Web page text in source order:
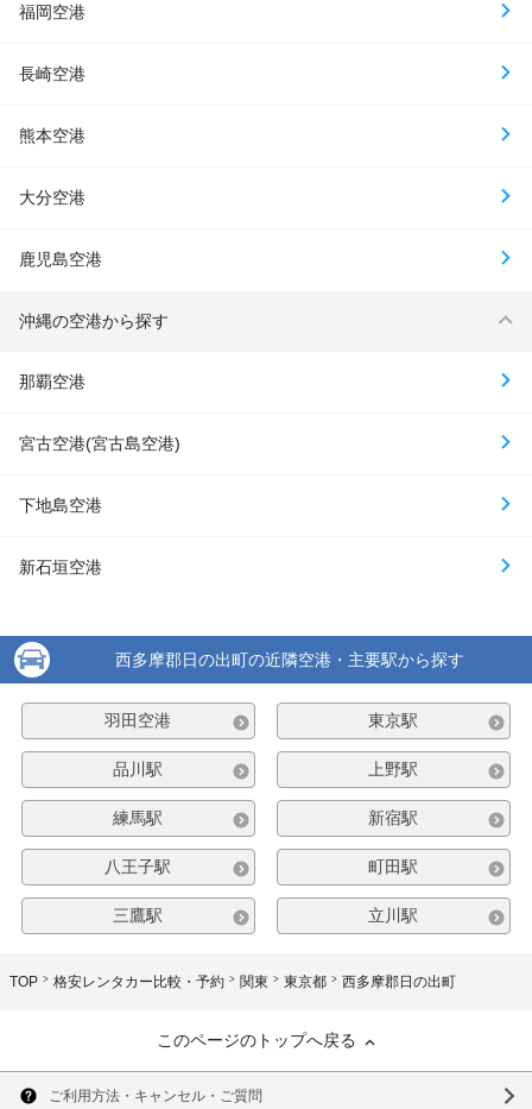
福岡空港
長崎空港
熊本空港
大分空港
鹿児島空港
沖縄の空港から探す
那覇空港
宮古空港(宮古島空港)
下地島空港
新石垣空港
西多摩郡日の出町の近隣空港・主要駅から探す
羽田空港 東京駅
品川駅 上野駅
練馬駅 新宿駅
八王子駅 町田駅
三鷹駅 立川駅
TOP 格安レンタカー比較・予約 関東 東京都 西多摩郡日の出町
このページのトップへ戻る